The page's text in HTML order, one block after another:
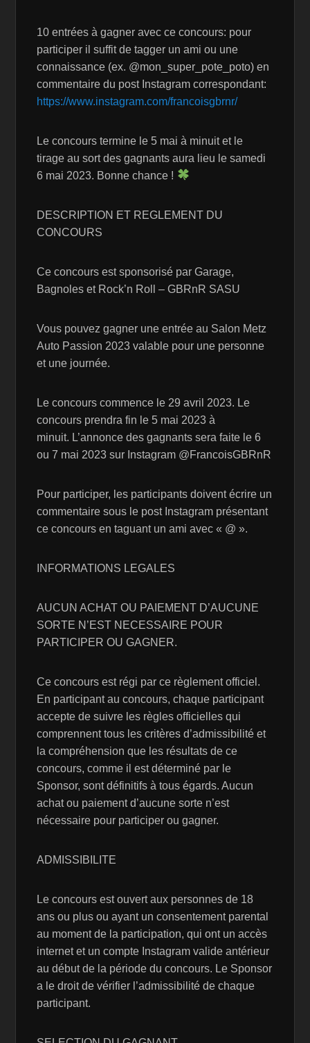
10 entrées à gagner avec ce concours: pour
participer il suffit de tagger un ami ou une
connaissance (ex. @mon_super_pote_poto) en
commentaire du post Instagram correspondant:
https://www.instagram.com/francoisgbrnr/
Le concours termine le 5 mai à minuit et le
tirage au sort des gagnants aura lieu le samedi
6 mai 2023. Bonne chance !
DESCRIPTION ET REGLEMENT DU
CONCOURS
Ce concours est sponsorisé par Garage,
Bagnoles et Rock’n Roll – GBRnR SASU
Vous pouvez gagner une entrée au Salon Metz
Auto Passion 2023 valable pour une personne
et une journée.
Le concours commence le 29 avril 2023. Le
concours prendra fin le 5 mai 2023 à
minuit. L’annonce des gagnants sera faite le 6
ou 7 mai 2023 sur Instagram @FrancoisGBRnR
Pour participer, les participants doivent écrire un
commentaire sous le post Instagram présentant
ce concours en taguant un ami avec « @ ».
INFORMATIONS LEGALES
AUCUN ACHAT OU PAIEMENT D’AUCUNE
SORTE N’EST NECESSAIRE POUR
PARTICIPER OU GAGNER.
Ce concours est régi par ce règlement officiel.
En participant au concours, chaque participant
accepte de suivre les règles officielles qui
comprennent tous les critères d’admissibilité et
la compréhension que les résultats de ce
concours, comme il est déterminé par le
Sponsor, sont définitifs à tous égards. Aucun
achat ou paiement d’aucune sorte n’est
nécessaire pour participer ou gagner.
ADMISSIBILITE
Le concours est ouvert aux personnes de 18
ans ou plus ou ayant un consentement parental
au moment de la participation, qui ont un accès
internet et un compte Instagram valide antérieur
au début de la période du concours. Le Sponsor
a le droit de vérifier l’admissibilité de chaque
participant.